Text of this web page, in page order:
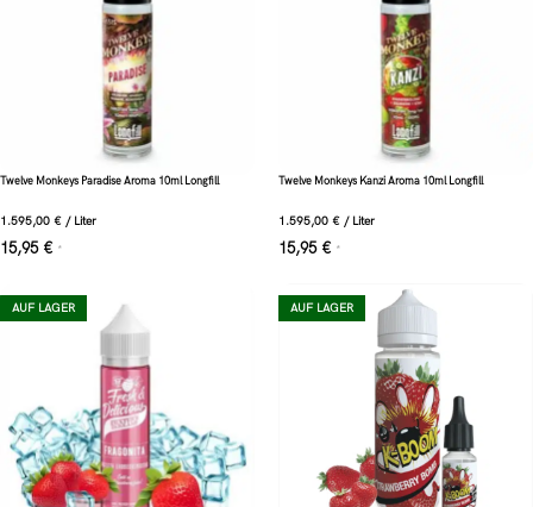
Twelve Monkeys Paradise Aroma 10ml Longfill
1.595,00 € / Liter
15,95 € *
Twelve Monkeys Kanzi Aroma 10ml Longfill
1.595,00 € / Liter
15,95 € *
AUF LAGER AUF LAGER